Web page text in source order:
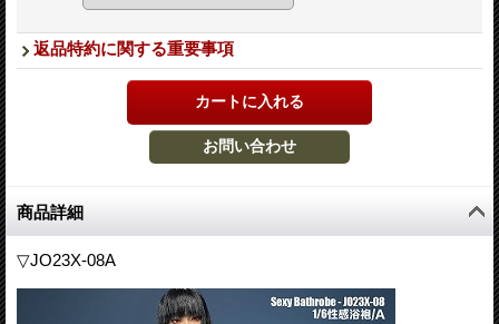
返品特約に関する重要事項
商品詳細
▽JO23X-08A